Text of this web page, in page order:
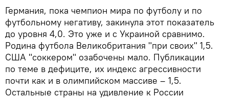
Германия, пока чемпион мира по футболу и по
футбольному негативу, закинула этот показатель
до уровня 4,0. Это уже и с Украиной сравнимо.
Родина футбола Великобритания "при своих" 1,5.
США "соккером" озабочены мало. Публикации
по теме в дефиците, их индекс агрессивности
почти как и в олимпийском массиве – 1,5.
Остальные страны на удивление к России